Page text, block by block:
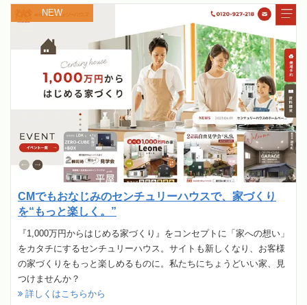
CMでもおなじみのセンチュリーハウスで、家づくり
を“もっと楽しく。”
『1,000万円からはじめる家づくり』をコンセプトに「家への想い」
をカタチにするセンチュリーハウス。サイトも新しくなり、お客様
の家づくりをもっと楽しめるものに。私たちにちょうどいい家、見
つけませんか？
詳しくはこちらから
NEW